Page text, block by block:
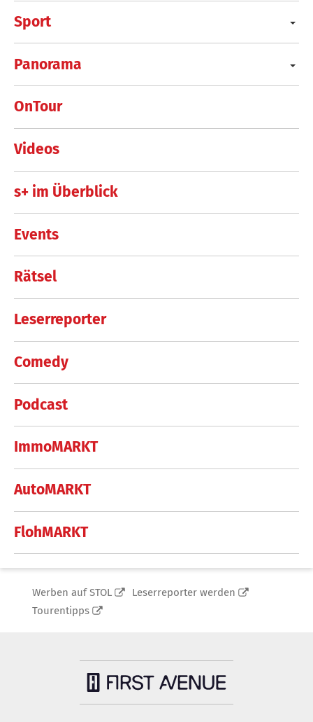
Sport
Panorama
OnTour
Videos
s+ im Überblick
Events
Rätsel
Leserreporter
Comedy
Podcast
ImmoMARKT
AutoMARKT
FlohMARKT
Werben auf STOL
Leserreporter werden
Tourentipps